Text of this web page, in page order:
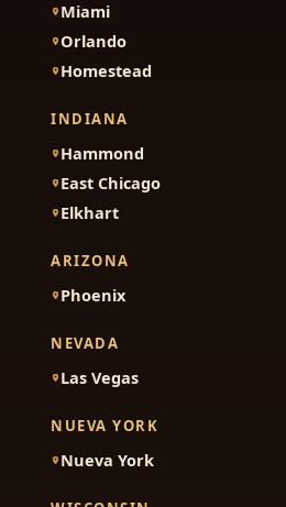
Miami
Orlando
Homestead
INDIANA
Hammond
East Chicago
Elkhart
ARIZONA
Phoenix
NEVADA
Las Vegas
NUEVA YORK
Nueva York